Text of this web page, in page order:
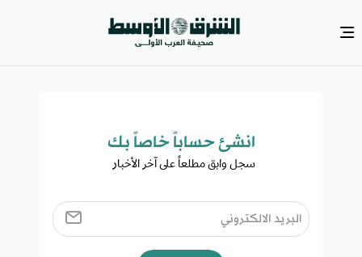
انشئ حساباً خاصاً بك​
سجل وابق مطلعاً على آخر الأخبار ​